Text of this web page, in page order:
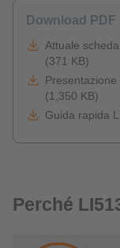
Download PDF
Attuale
(371 KB)
(1,350 KB)
Guida rapida
Perché